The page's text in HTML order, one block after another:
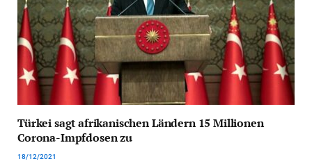
Türkei sagt afrikanischen Ländern 15 Millionen
Corona-Impfdosen zu
18/12/2021